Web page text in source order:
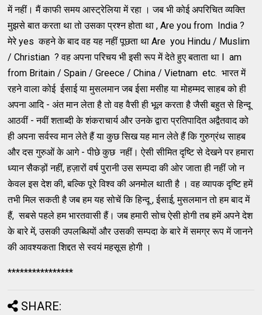
में नहीं। मैं काफी समय आस्ट्रेलिया में रहा । जब भी कोई अपरिचित व्यक्ति
मुझसे बात करता था तो उसका प्रश्न होता था , Are you from India ?
मेरे yes कहने के बाद वह यह नहीं पूछता था Are you Hindu / Muslim
/ Christian ? वह अपना परिचय भी इसी रूप में देते हुए बताता था I am
from Britain / Spain / Greece / China / Vietnam etc. भारत में
रहने वाला कोई ईसाई या मुसलमान जब ईसा मसीह या मोहम्मद साहब को ही
अपना आदि - अंत मान लेता है तो वह वैसी ही भूल करता है जैसी बहुत से हिन्दू
आठवीं - नवीं शताब्दी के शंकराचार्य और उनके द्वारा प्रतिपादित अद्वैतवाद को
ही अपना सर्वस्व मान लेते हैं या कुछ सिख यह मान लेते हैं कि गुरुग्रंथ साहब
और दस गुरुओं के आगे - पीछे कुछ नहीं। ऐसी सीमित दृष्टि से देखने पर हमारा
ध्यान सैकड़ों नहीं, हज़ारों वर्ष पुरानी उस सम्पदा की ओर जाता ही नहीं जो न
केवल इस देश की, बल्कि पूरे विश्व की अनमोल थाती है । वह व्यापक दृष्टि हमें
तभी मिल सकती है जब हम यह सोचें कि हिन्दू , ईसाई, मुसलमान तो हम बाद में
हैं, सबसे पहले हम भारतवासी हैं। जब हमारी सोच ऐसी होगी तब हमें अपने देश
के बारे में, उसकी उपलब्धियों और उसकी सम्पदा के बारे में समग्र रूप में जानने
की आवश्यकता शिद्दत से स्वयं महसूस होगी ।
****************
SHARE: